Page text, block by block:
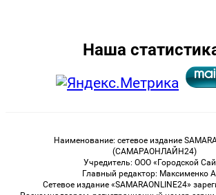
Наша
Наименование: сетевое издание
(САМАРАОНЛАЙН24)
Учредитель: ООО «Городской
Главный редактор: Максименко
Сетевое издание «SAMARAONLINE24»